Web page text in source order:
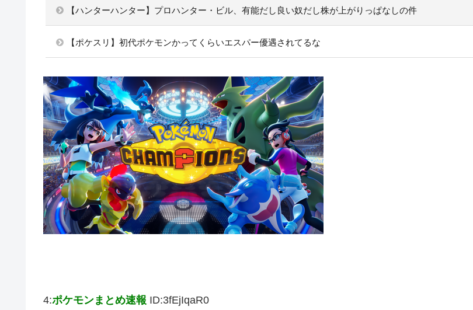
【ハンターハンター】プロハンター・ビル、有能だし良い奴だし株が上がりっぱなしの件
【ポケスリ】初代ポケモンかってくらいエスパー優遇されてるな
4:ポケモンまとめ速報 ID:3fEjIqaR0